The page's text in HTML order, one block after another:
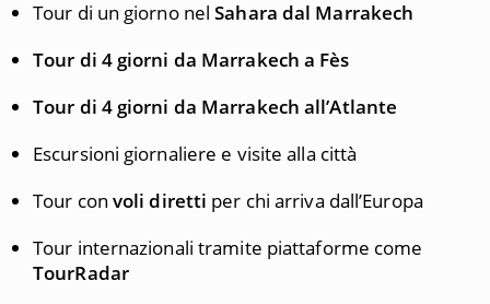
Tour di un giorno nelSahara dal Marrakech
Tour di 4 giorni da Marrakech a Fès
Tour di 4 giorni da Marrakech all’Atlante
Escursioni giornaliere e visite alla città
Tour con voli diretti per chi arriva dall’Europa
Tour internazionali tramite piattaforme come
TourRadar